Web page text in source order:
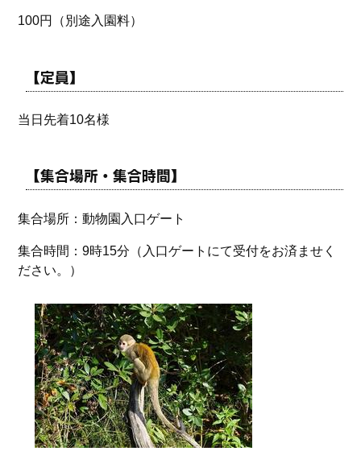
100円（別途入園料）
【定員】
当日先着10名様
【集合場所・集合時間】
集合場所：動物園入口ゲート
集合時間：9時15分（入口ゲートにて受付をお済ませく
ださい。）